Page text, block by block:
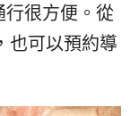
很方便。從
也可以預約導